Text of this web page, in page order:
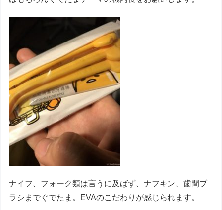
ナイフ、フォーク類は言うに及ばず、ナフキン、歯間ブ
ラシまでぐでたま。EVAのこだわりが感じられます。